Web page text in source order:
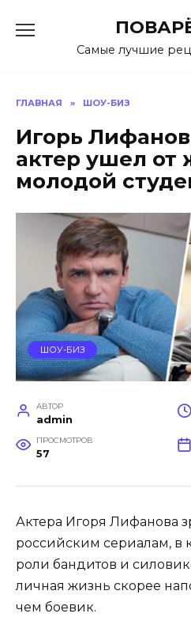
содержаниюСамые лучшие
ГЛАВНАЯ » ШОУ-БИЗ
Игорь
актер ушел от
молодой
ШОУ-БИЗ
АВТОР
admin
ПРОСМОТРОВ
57
Актера Игоря Лифанова
российским сериалам, в
роли бандитов и
личная жизнь скорее
чем боевик.